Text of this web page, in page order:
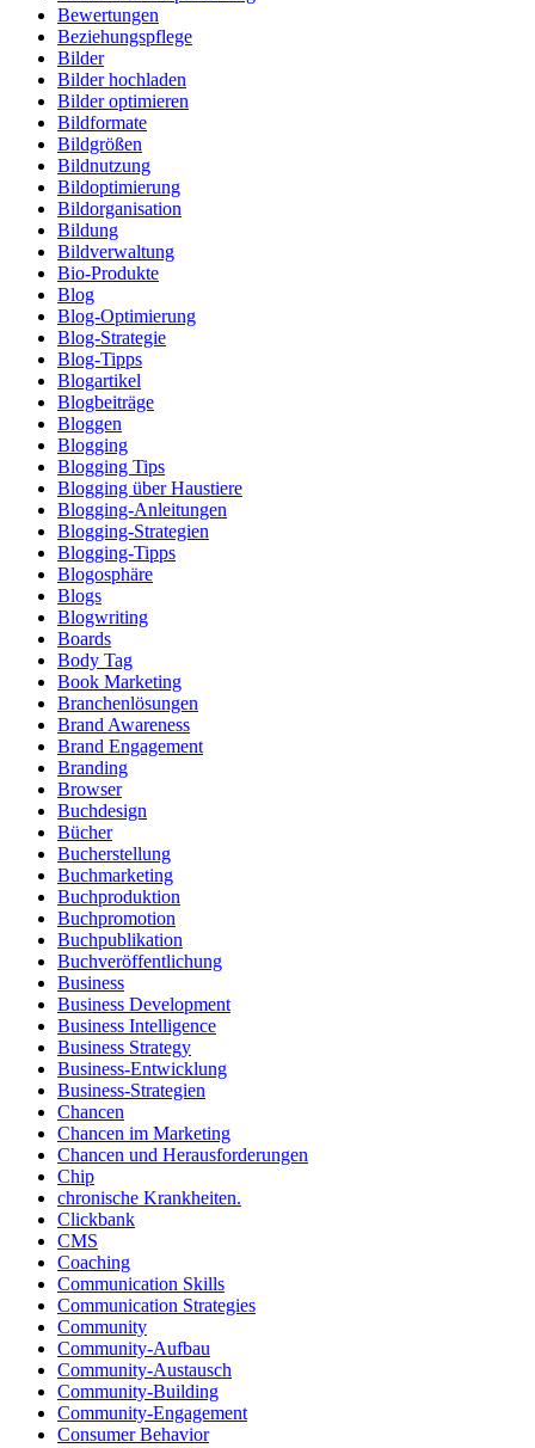
Bewertungen
Beziehungspflege
Bilder
Bilder hochladen
Bilder optimieren
Bildformate
Bildgrößen
Bildnutzung
Bildoptimierung
Bildorganisation
Bildung
Bildverwaltung
Bio-Produkte
Blog
Blog-Optimierung
Blog-Strategie
Blog-Tipps
Blogartikel
Blogbeiträge
Bloggen
Blogging
Blogging Tips
Blogging über Haustiere
Blogging-Anleitungen
Blogging-Strategien
Blogging-Tipps
Blogosphäre
Blogs
Blogwriting
Boards
Body Tag
Book Marketing
Branchenlösungen
Brand Awareness
Brand Engagement
Branding
Browser
Buchdesign
Bücher
Bucherstellung
Buchmarketing
Buchproduktion
Buchpromotion
Buchpublikation
Buchveröffentlichung
Business
Business Development
Business Intelligence
Business Strategy
Business-Entwicklung
Business-Strategien
Chancen
Chancen im Marketing
Chancen und Herausforderungen
Chip
chronische Krankheiten.
Clickbank
CMS
Coaching
Communication Skills
Communication Strategies
Community
Community-Aufbau
Community-Austausch
Community-Building
Community-Engagement
Consumer Behavior